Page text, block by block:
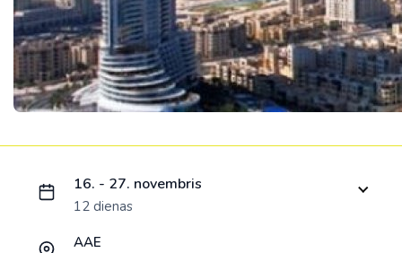
16. - 27. novembris
12 dienas
AAE